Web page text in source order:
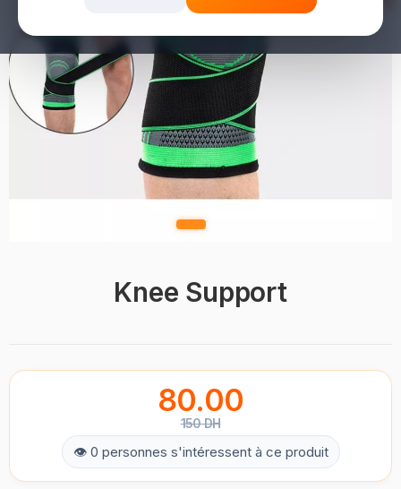
Knee Support
80.00
150 DH
👁 0 personnes s'intéressent à ce produit